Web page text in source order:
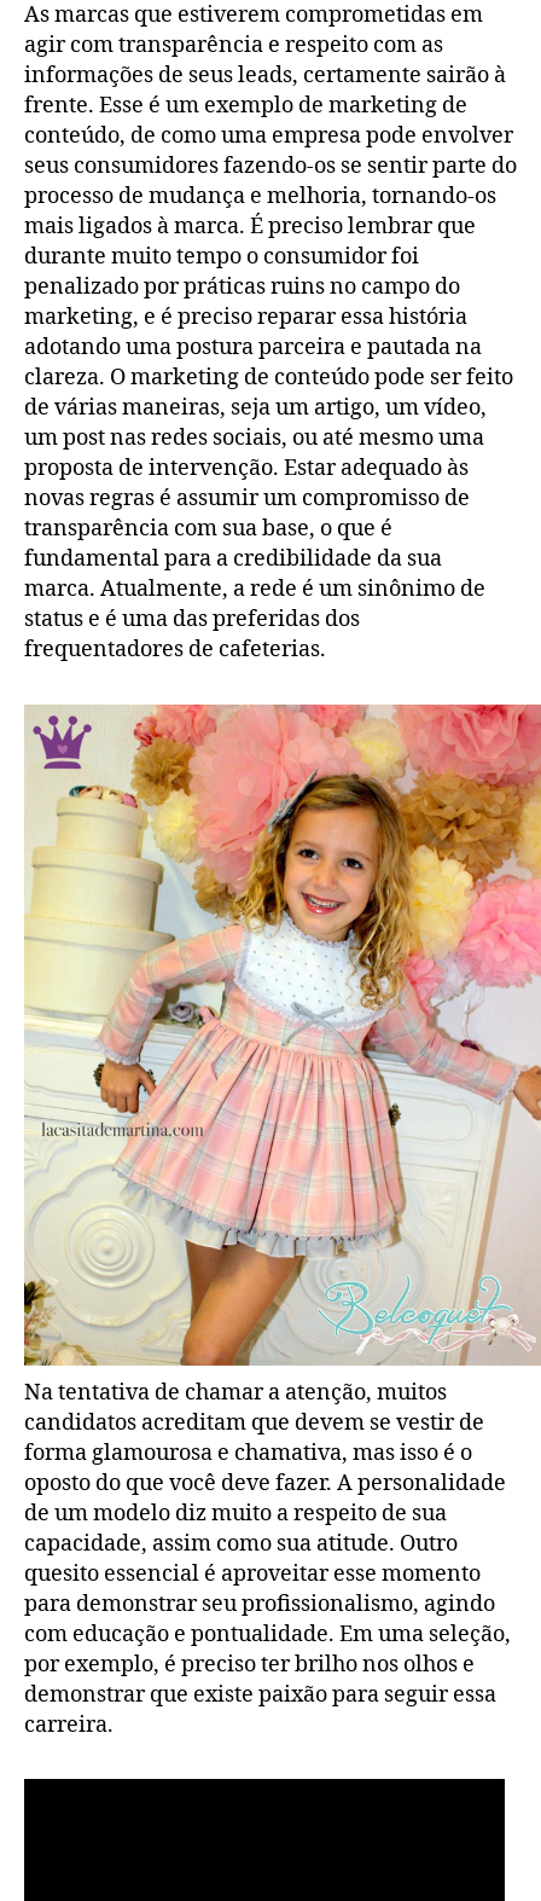
As marcas que estiverem comprometidas em
agir com transparência e respeito com as
informações de seus leads, certamente sairão à
frente. Esse é um exemplo de marketing de
conteúdo, de como uma empresa pode envolver
seus consumidores fazendo-os se sentir parte do
processo de mudança e melhoria, tornando-os
mais ligados à marca. É preciso lembrar que
durante muito tempo o consumidor foi
penalizado por práticas ruins no campo do
marketing, e é preciso reparar essa história
adotando uma postura parceira e pautada na
clareza. O marketing de conteúdo pode ser feito
de várias maneiras, seja um artigo, um vídeo,
um post nas redes sociais, ou até mesmo uma
proposta de intervenção. Estar adequado às
novas regras é assumir um compromisso de
transparência com sua base, o que é
fundamental para a credibilidade da sua
marca. Atualmente, a rede é um sinônimo de
status e é uma das preferidas dos
frequentadores de cafeterias.
Na tentativa de chamar a atenção, muitos
candidatos acreditam que devem se vestir de
forma glamourosa e chamativa, mas isso é o
oposto do que você deve fazer. A personalidade
de um modelo diz muito a respeito de sua
capacidade, assim como sua atitude. Outro
quesito essencial é aproveitar esse momento
para demonstrar seu profissionalismo, agindo
com educação e pontualidade. Em uma seleção,
por exemplo, é preciso ter brilho nos olhos e
demonstrar que existe paixão para seguir essa
carreira.